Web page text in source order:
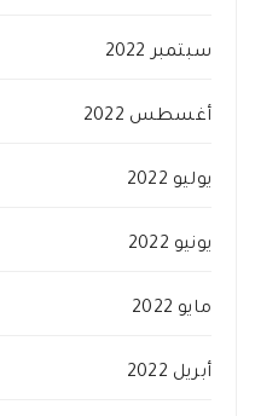
سبتمبر 2022
أغسطس 2022
يوليو 2022
يونيو 2022
مايو 2022
أبريل 2022